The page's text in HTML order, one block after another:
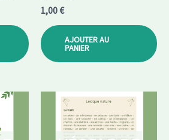
1,00€
AJOUTER AU
PANIER